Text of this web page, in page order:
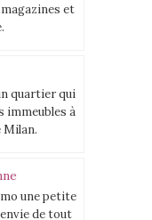
et
quartier qui
immeubles à
Milan.
une petite
de tout